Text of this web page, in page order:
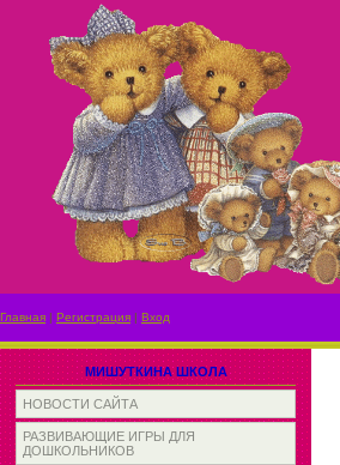
Главная | Регистрация | Вход
МИШУТКИНА ШКОЛА
НОВОСТИ САЙТА
РАЗВИВАЮЩИЕ ИГРЫ ДЛЯ
ДОШКОЛЬНИКОВ